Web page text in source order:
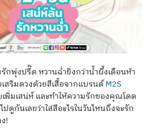
กพุ่งปรี๊ด หวานฉ่ำยิ่งกว่าน้ำผึ้งเดือนห้า
สริมดวงด้วยสีเสื้อจากแบรนด์M2S
พิ่มเสน่ห์ และทำให้ความรักของคุณโดด
ปดูกันเลยว่าใส่สีอะไรในวันไหนถึงจะรัก
!